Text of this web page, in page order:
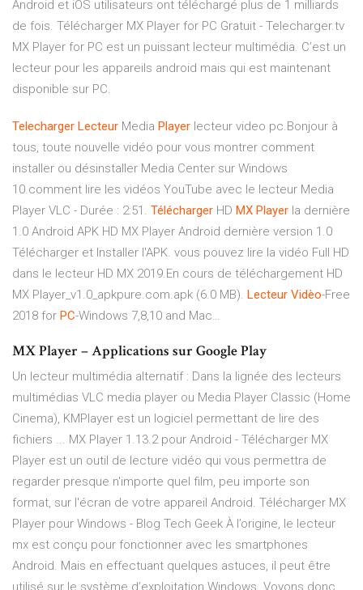
Android et iOS utilisateurs ont téléchargé plus de 1 milliards
de fois. Télécharger MX Player for PC Gratuit - Telecharger.tv
MX Player for PC est un puissant lecteur multimédia. C’est un
lecteur pour les appareils android mais qui est maintenant
disponible sur PC.
Telecharger Lecteur Media Player lecteur video pc.Bonjour à
tous, toute nouvelle vidéo pour vous montrer comment
installer ou désinstaller Media Center sur Windows
10.comment lire les vidéos YouTube avec le lecteur Media
Player VLC - Durée : 2:51. Télécharger HD MX Player la dernière
1.0 Android APK HD MX Player Android dernière version 1.0
Télécharger et Installer l'APK. vous pouvez lire la vidéo Full HD
dans le lecteur HD MX 2019.En cours de téléchargement HD
MX Player_v1.0_apkpure.com.apk (6.0 MB). Lecteur Vidèo-Free
2018 for PC-Windows 7,8,10 and Mac…
MX Player – Applications sur Google Play
Un lecteur multimédia alternatif : Dans la lignée des lecteurs
multimédias VLC media player ou Media Player Classic (Home
Cinema), KMPlayer est un logiciel permettant de lire des
fichiers ... MX Player 1.13.2 pour Android - Télécharger MX
Player est un outil de lecture vidéo qui vous permettra de
regarder presque n'importe quel film, peu importe son
format, sur l'écran de votre appareil Android. Télécharger MX
Player pour Windows - Blog Tech Geek À l’origine, le lecteur
mx est conçu pour fonctionner avec les smartphones
Android. Mais en effectuant quelques astuces, il peut être